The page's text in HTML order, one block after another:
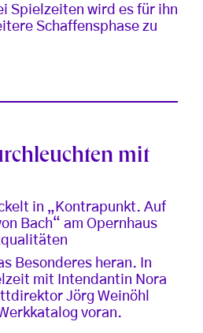
Spielzeiten wird es für ihn
Schaffensphase zu
mit
in „Kontrapunkt. Auf
Bach“ am Opernhaus
Besonderes heran. In
mit Intendantin Nora
Jörg Weinöhl
voran.